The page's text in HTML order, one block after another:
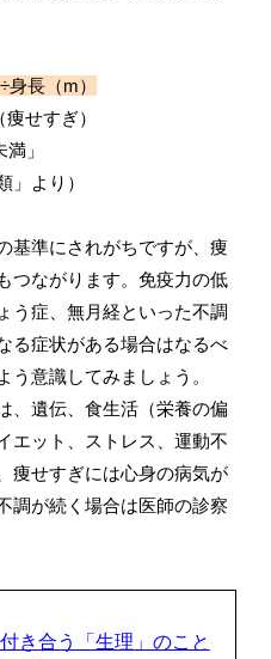
長（m）
せすぎ）
」
」より）
基準にされがちですが、痩
つながります。免疫力の低
う症、無月経といった不調
る症状がある場合はなるべ
う意識してみましょう。
、遺伝、食生活（栄養の偏
エット、ストレス、運動不
痩せすぎには心身の病気が
調が続く場合は医師の診察
き合う「生理」のこと